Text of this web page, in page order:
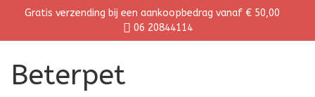
Gratis verzending bij een aankoopbedrag vanaf € 50,00
06 20844114
Beterpet